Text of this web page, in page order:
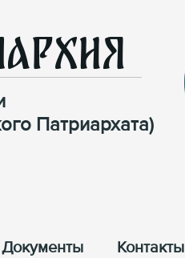
Патриархата)
Документы Контакты